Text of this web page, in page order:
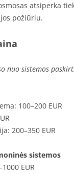
atsiperka
požiūriu.
nuo sistemos
100–200 EUR
200–350 EUR
sistemos
EUR